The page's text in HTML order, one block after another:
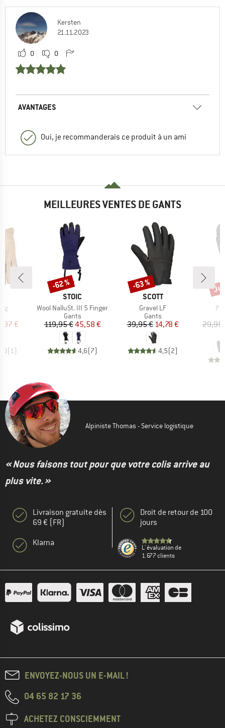
Kersten
21.11.2023
0 0
AVANTAGES
Oui, je recommanderais ce produit à un ami
MEILLEURES VENTES DE GANTS
réduit
€
(1)
MARQUE
STOIC
Article
Wool NalluSt. III 5 Finger
Product group
Gants
Prix
119,95 €Prix réduit
45,58 €
4,6(7)
Remise
-62 %
MARQUE
SCOTT
Article
Gravel LF
Product group
Gants
Prix
39,95 €Prix réduit
14,78 €
4,5(2)
Remise
-63 %
29,95
Alpiniste Thomas - Service logistique
« Nous faisons tout pour que votre colis arrive au
plus vite. »
Livraison gratuite dès
69 € (FR)
Klarna
Droit de retour de 100
jours
L' évaluation de
1.677 clients
ENVOYEZ-NOUS UN E-MAIL !
04 65 82 17 36
ACHETEZ CONSCIEMMENT